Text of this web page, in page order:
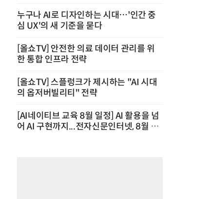
누구나 AI로 디자인하는 시대…'인간 중
심 UX'의 새 기준을 묻다
[올쇼TV] 안전한 의료 데이터 관리를 위
한 통합 인프라 전략
[올쇼TV] 스플렁크가 제시하는 "AI 시대
의 옵저버빌리티" 전략
[AI네이티브 교육 8월 일정] AI 활용을 넘
어 AI 구현까지...전자신문인터넷, 8월 실